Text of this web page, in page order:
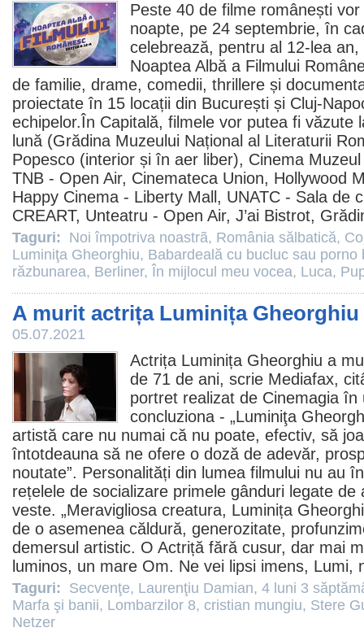
Peste 40 de filme românești
noapte, pe 24 septembrie, în
celebrează, pentru al 12-lea an,
Noaptea Albă a Filmului
de familie, drame, comedii, thrillere și
proiectate în 15 locații din București și Cluj-
echipelor.În Capitală, filmele vor putea fi văzute
lună (Grădina Muzeului Național al Literaturii
Popesco (interior și în aer liber), Cinema
TNB - Open Air, Cinemateca Union, Hollywood
Happy Cinema - Liberty Mall, UNATC - Sala de
CREART, Unteatru - Open Air, J’ai Bistrot,
Taguri: Noi împotriva noastrã, România sălbatică,
Luminiţa Gheorghiu, Babardeală cu bucluc sau porno
răzbunarea, Berliner, În mijlocul meu vocea, Luca,
A murit actrița Luminița Gheorghiu
05.07.2021
Actrița Luminița Gheorghiu a
de 71 de ani, scrie Mediafax,
portret realizat de Cinemagia în
concluziona - „Luminiţa
artistă care nu numai că nu poate, efectiv, să
întotdeauna să ne ofere o doză de adevăr,
noutate”. Personalități din lumea filmului nu au
rețelele de socializare primele gânduri legate de
veste. „Meravigliosa creatura, Luminița
de o asemenea căldură, generozitate,
demersul artistic. O Actriță fără cusur, dar mai
luminos, un mare Om. Ne vei lipsi imens, Lumi,
Taguri: Secvenţe, Laurenţiu Damian, 4 luni 3
Marfa şi banii, Lombarzilor 8, cristian mungiu, Stere
Netzer